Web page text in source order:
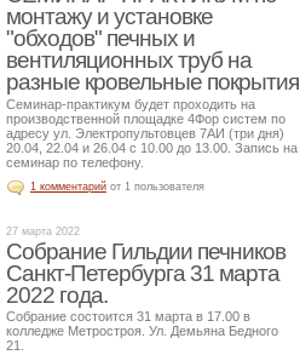
монтажу и установке
"обходов" печных и
вентиляционных труб на
разные кровельные покрытия
Семинар-практикум будет проходить на
производственной площадке 4Фор систем по
адресу ул. Электропультовцев 7АИ (три дня)
20.04, 22.04 и 26.04 с 10.00 до 13.00. Запись на
семинар по телефону.
1 комментарий от 1 пользователя
27 марта 2022
Собрание Гильдии печников
Санкт-Петербурга 31 марта
2022 года.
Собрание состоится 31 марта в 17.00 в
колледже Метростроя. Ул. Демьяна Бедного
21.